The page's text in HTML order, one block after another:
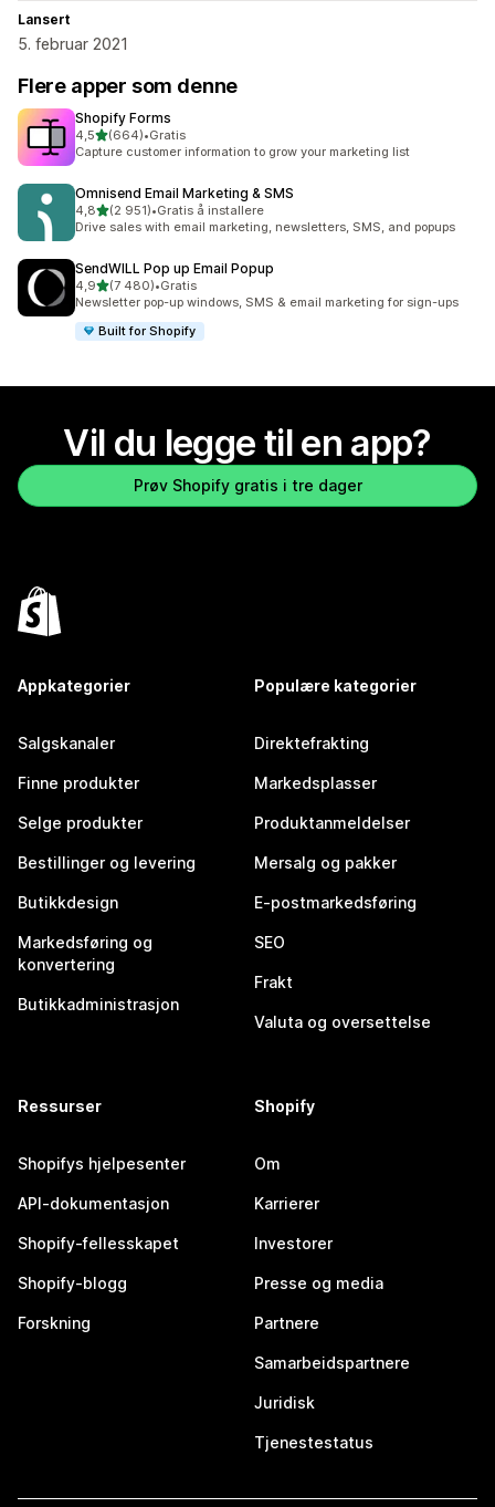
Lansert
5. februar 2021
Flere apper som denne
Shopify Forms
4,5av 5 stjerner
(664)
Totalt 664 omtaler
•Gratis
Capture customer information to grow your marketing list
Omnisend Email Marketing & SMS
4,8av 5 stjerner
(2 951)
Totalt 2951 omtaler
•Gratis å installere
Drive sales with email marketing, newsletters, SMS, and popups
SendWILL Pop up Email Popup
4,9av 5 stjerner
(7 480)
Totalt 7480 omtaler
•Gratis
Newsletter pop-up windows, SMS & email marketing for sign-ups
Built for Shopify
Vil du legge til en app?
Prøv Shopify gratis i tre dager
Appkategorier
Salgskanaler
Finne produkter
Selge produkter
Bestillinger og levering
Butikkdesign
Markedsføring og
konvertering
Butikkadministrasjon
Populære kategorier
Direktefrakting
Markedsplasser
Produktanmeldelser
Mersalg og pakker
E-postmarkedsføring
SEO
Frakt
Valuta og oversettelse
Ressurser
Shopifys hjelpesenter
API-dokumentasjon
Shopify-fellesskapet
Shopify-blogg
Forskning
Shopify
Om
Karrierer
Investorer
Presse og media
Partnere
Samarbeidspartnere
Juridisk
Tjenestestatus